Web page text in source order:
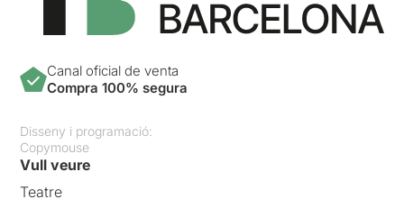
Canal oficial de venta
Compra 100% segura
Disseny i programació:
Copymouse
Vull veure
Teatre